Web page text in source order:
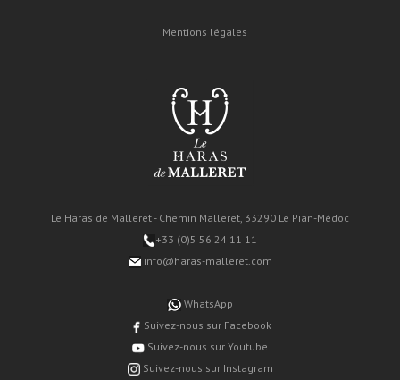
Mentions légales
Le Haras de Malleret - Chemin Malleret, 33290 Le Pian-Médoc
+33 (0)5 56 24 11 11
info@haras-malleret.com
WhatsApp
Suivez-nous sur Facebook
Suivez-nous sur Youtube
Suivez-nous sur Instagram